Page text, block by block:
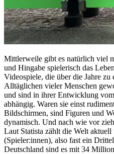
Mittlerweile gibt es natürlich viel
und Hingabe spielerisch das
Videospiele, die über die Jahre zu
Alltäglichen vieler Menschen
und sind in ihrer Entwicklung
abhängig. Waren sie einst
Bildschirmen, sind Figuren und
dynamisch. Und nach wie vor
Laut Statista zählt die Welt
(Spieler:innen), also fast ein
Deutschland sind es mit 34